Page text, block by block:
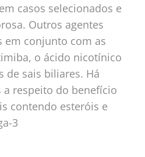
casos selecionados e
Outros agentes
em conjunto com as
o ácido nicotínico
de sais biliares. Há
a respeito do benefício
contendo esteróis e
3